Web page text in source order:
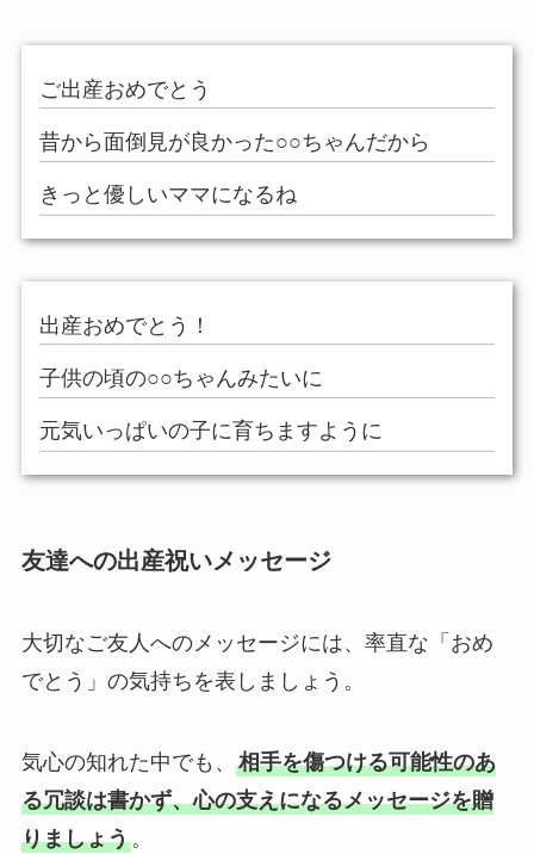
ご出産おめでとう
昔から面倒見が良かった○○ちゃんだから
きっと優しいママになるね
出産おめでとう！
子供の頃の○○ちゃんみたいに
元気いっぱいの子に育ちますように
友達への出産祝いメッセージ
大切なご友人へのメッセージには、率直な「おめ
でとう」の気持ちを表しましょう。
気心の知れた中でも、 相手を傷つける可能性のあ
る冗談は書かず、心の支えになるメッセージを贈
りましょう。